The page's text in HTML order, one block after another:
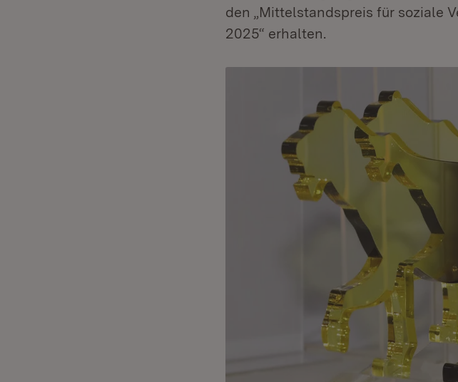
den „Mittelstandspreis für soziale
2025“ erhalten.